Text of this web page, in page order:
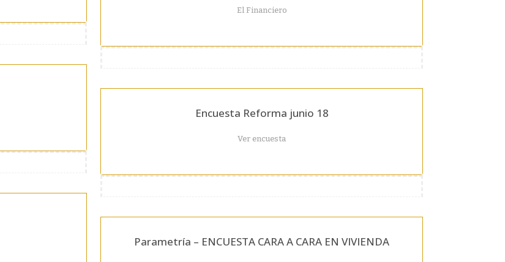
El Financiero
Encuesta Reforma junio 18
Ver encuesta
Parametría – ENCUESTA CARA A CARA EN VIVIENDA